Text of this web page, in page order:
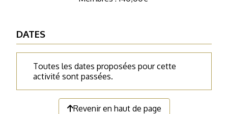
DATES
Toutes les dates proposées pour cette
activité sont passées.
Revenir en haut de page